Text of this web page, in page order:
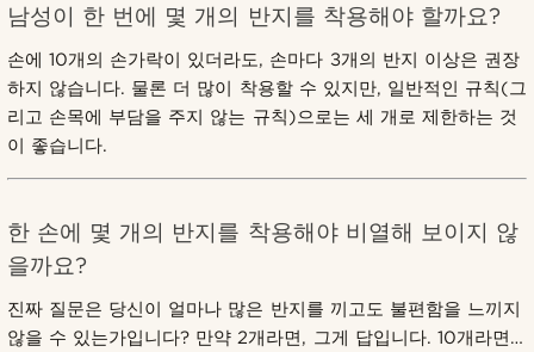
남성이 한 번에 몇 개의 반지를 착용해야 할까요?
손에 10개의 손가락이 있더라도, 손마다 3개의 반지 이상은 권장
하지 않습니다. 물론 더 많이 착용할 수 있지만, 일반적인 규칙(그
리고 손목에 부담을 주지 않는 규칙)으로는 세 개로 제한하는 것
이 좋습니다.
한 손에 몇 개의 반지를 착용해야 비열해 보이지 않
을까요?
진짜 질문은 당신이 얼마나 많은 반지를 끼고도 불편함을 느끼지
않을 수 있는가입니다? 만약 2개라면, 그게 답입니다. 10개라면…